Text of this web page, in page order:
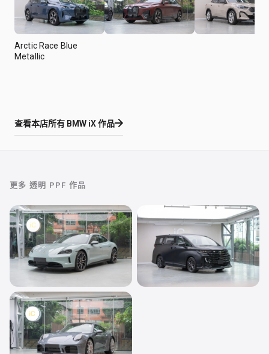
Arctic Race Blue
Metallic
查看本店所有 BMW iX作品
更多 透明 PPF 作品
透明 PPF
Porsche Taycan